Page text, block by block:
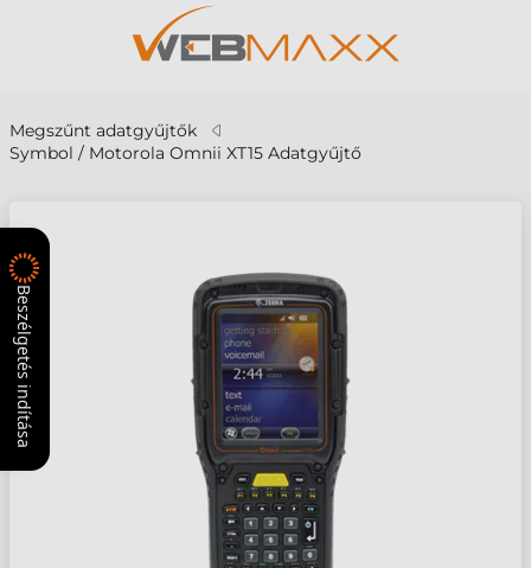
Megszűnt adatgyűjtők
Symbol / Motorola Omnii XT15 Adatgyűjtő
Beszélgetés indítása